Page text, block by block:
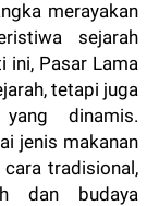
merayakan
sejarah
ini, Pasar Lama
tetapi juga
dinamis.
jenis makanan
tradisional,
dan budaya